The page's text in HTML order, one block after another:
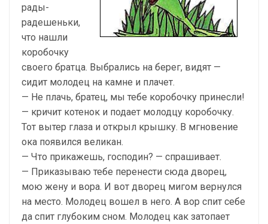
рады-
радешеньки,
что нашли
коробочку
своего братца. Выбрались на берег, видят —
сидит молодец на камне и плачет.
— Не плачь, братец, мы тебе коробочку принесли!
— кричит котенок и подает молодцу коробочку.
Тот вытер глаза и открыл крышку. В мгновение
ока появился великан.
— Что прикажешь, господин? — спрашивает.
— Приказываю тебе перенести сюда дворец,
мою жену и вора. И вот дворец мигом вернулся
на место. Молодец вошел в него. А вор спит себе
да спит глубоким сном. Молодец как затопает